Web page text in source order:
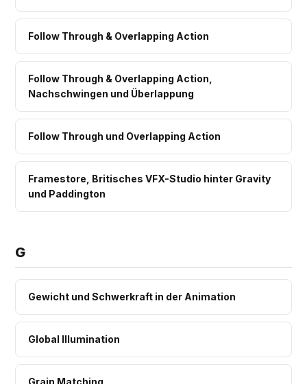
Follow Through & Overlapping Action
Follow Through & Overlapping Action,
Nachschwingen und Überlappung
Follow Through und Overlapping Action
Framestore, Britisches VFX-Studio hinter Gravity
und Paddington
G
Gewicht und Schwerkraft in der Animation
Global Illumination
Grain Matching